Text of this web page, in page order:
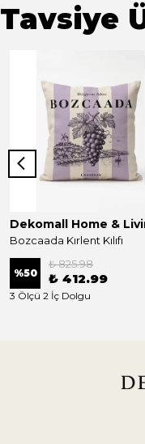
Tavsiye
Dekomall Home &
Bozcaada Kırlent Kılıfı
%50
₺ 825.98
₺ 412.99
3 Ölçü 2 İç Dolgu